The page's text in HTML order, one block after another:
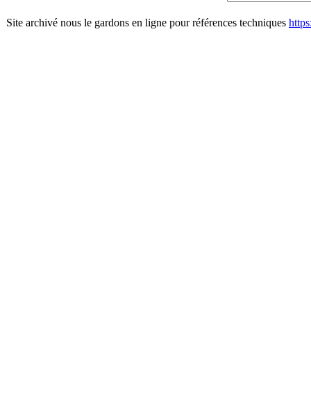
Site archivé nous le gardons en ligne pour références techniques